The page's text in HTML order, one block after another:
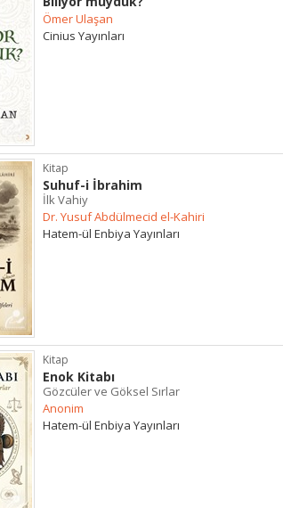
Ömer Ulaşan
Cinius Yayınları
Kitap
Suhuf-i İbrahim
İlk Vahiy
Dr. Yusuf Abdülmecid el-Kahiri
Hatem-ül Enbiya Yayınları
Kitap
Enok Kitabı
Gözcüler ve Göksel Sırlar
Anonim
Hatem-ül Enbiya Yayınları